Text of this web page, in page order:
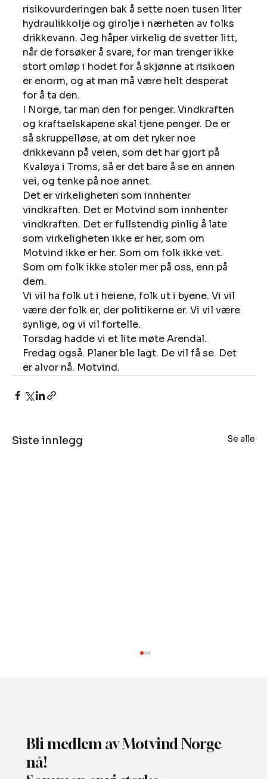
risikovurderingen bak å sette noen tusen liter
hydraulikkolje og girolje i nærheten av folks
drikkevann. Jeg håper virkelig de svetter litt,
når de forsøker å svare, for man trenger ikke
stort omløp i hodet for å skjønne at risikoen
er enorm, og at man må være helt desperat
for å ta den.
I Norge, tar man den for penger. Vindkraften
og kraftselskapene skal tjene penger. De er
så skruppelløse, at om det ryker noe
drikkevann på veien, som det har gjort på
Kvaløya i Troms, så er det bare å se en annen
vei, og tenke på noe annet.
Det er virkeligheten som innhenter
vindkraften. Det er Motvind som innhenter
vindkraften. Det er fullstendig pinlig å late
som virkeligheten ikke er her, som om
Motvind ikke er her. Som om folk ikke vet.
Som om folk ikke stoler mer på oss, enn på
dem.
Vi vil ha folk ut i heiene, folk ut i byene. Vi vil
være der folk er, der politikerne er. Vi vil være
synlige, og vi vil fortelle.
Torsdag hadde vi et lite møte Arendal.
Fredag også. Planer ble lagt. De vil få se. Det
er alvor nå. Motvind.
Siste innlegg Se alle
Bli medlem av Motvind Norge
nå!